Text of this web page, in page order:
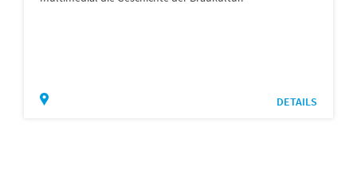
DETAILS